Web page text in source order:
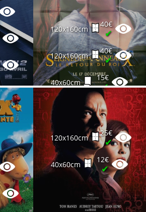
120x160cm
40€
✔
120x160cm
40€
✔
40x60cm
15€
✔
120x160cm
25€
✔
40x60cm
12€
✔